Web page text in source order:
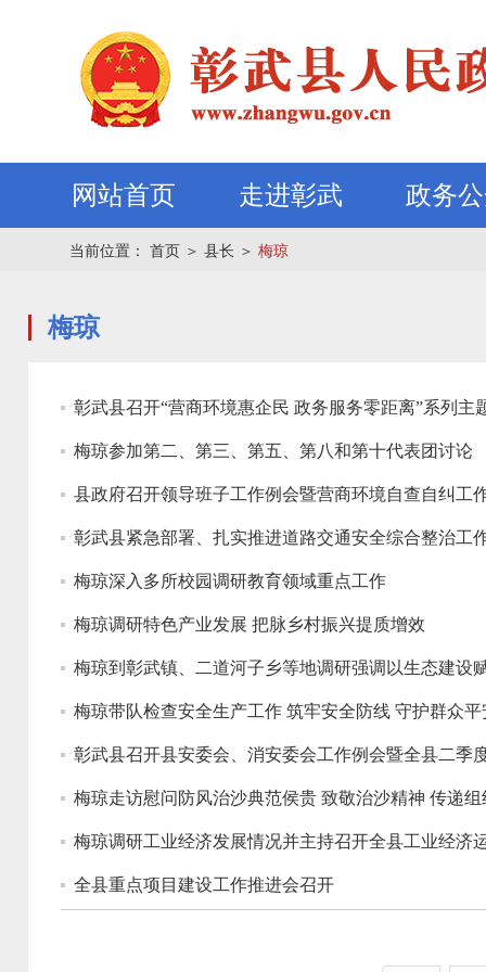
网站首页 走进彰武 政务
当前位置： 首页 ＞ 县长 ＞ 梅琼
梅琼
彰武县召开“营商环境惠企民 政务服务零距离”系列主
梅琼参加第二、第三、第五、第八和第十代表团讨论
县政府召开领导班子工作例会暨营商环境自查自纠工
彰武县紧急部署、扎实推进道路交通安全综合整治工
梅琼深入多所校园调研教育领域重点工作
梅琼调研特色产业发展 把脉乡村振兴提质增效
梅琼到彰武镇、二道河子乡等地调研强调以生态建设
梅琼带队检查安全生产工作 筑牢安全防线 守护群众平
彰武县召开县安委会、消安委会工作例会暨全县二季
梅琼走访慰问防风治沙典范侯贵 致敬治沙精神 传递组
梅琼调研工业经济发展情况并主持召开全县工业经济
全县重点项目建设工作推进会召开